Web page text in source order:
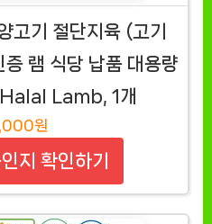
고기 절단지육 (고기
램 식당 납품 대용량
Lamb, 1개
원
지 확인하기